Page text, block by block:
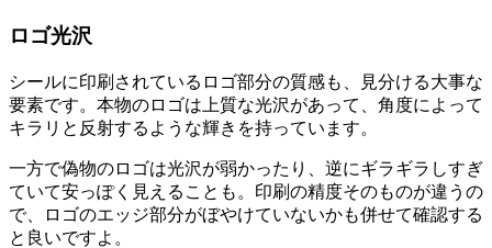
ロゴ光沢
シールに印刷されているロゴ部分の質感も、見分ける大事な
要素です。本物のロゴは上質な光沢があって、角度によって
キラリと反射するような輝きを持っています。
一方で偽物のロゴは光沢が弱かったり、逆にギラギラしすぎ
ていて安っぽく見えることも。印刷の精度そのものが違うの
で、ロゴのエッジ部分がぼやけていないかも併せて確認する
と良いですよ。